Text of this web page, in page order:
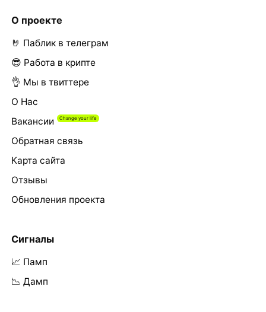
О проекте
🤘 Паблик в телеграм
😎 Работа в крипте
👌 Мы в твиттере
О Нас
Вакансии
Обратная связь
Карта сайта
Отзывы
Обновления проекта
Сигналы
📈 Памп
📉 Дамп